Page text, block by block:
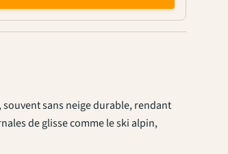
sans neige durable, rendant
de glisse comme le ski alpin,